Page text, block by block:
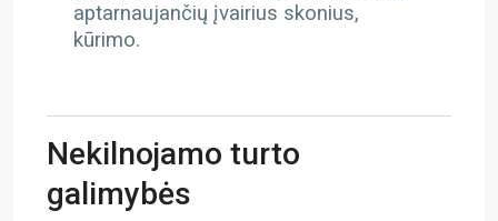
aptarnaujančių įvairius skonius,
kūrimo.
Nekilnojamo turto
galimybės